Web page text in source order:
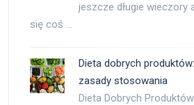
jeszcze długie wieczory
się coś …
Dieta dobrych
zasady stosowania
Dieta Dobrych